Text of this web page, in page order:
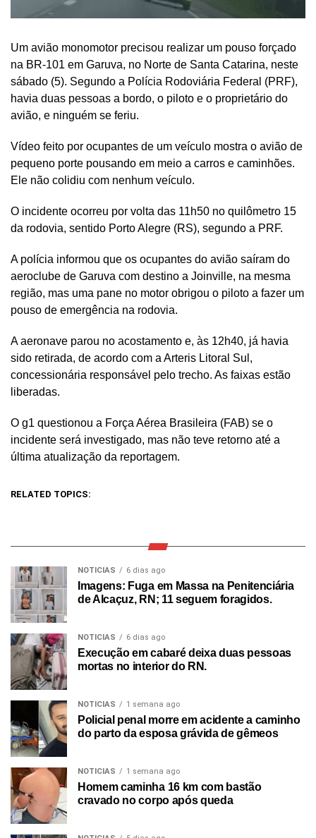
Um avião monomotor precisou realizar um pouso forçado
na BR-101 em Garuva, no Norte de Santa Catarina, neste
sábado (5). Segundo a Polícia Rodoviária Federal (PRF),
havia duas pessoas a bordo, o piloto e o proprietário do
avião, e ninguém se feriu.
Vídeo feito por ocupantes de um veículo mostra o avião de
pequeno porte pousando em meio a carros e caminhões.
Ele não colidiu com nenhum veículo.
O incidente ocorreu por volta das 11h50 no quilômetro 15
da rodovia, sentido Porto Alegre (RS), segundo a PRF.
A polícia informou que os ocupantes do avião saíram do
aeroclube de Garuva com destino a Joinville, na mesma
região, mas uma pane no motor obrigou o piloto a fazer um
pouso de emergência na rodovia.
A aeronave parou no acostamento e, às 12h40, já havia
sido retirada, de acordo com a Arteris Litoral Sul,
concessionária responsável pelo trecho. As faixas estão
liberadas.
O g1 questionou a Força Aérea Brasileira (FAB) se o
incidente será investigado, mas não teve retorno até a
última atualização da reportagem.
RELATED TOPICS:
NOTICIAS 6 dias ago
Imagens: Fuga em Massa na Penitenciária
de Alcaçuz, RN; 11 seguem foragidos.
NOTICIAS 6 dias ago
Execução em cabaré deixa duas pessoas
mortas no interior do RN.
NOTICIAS 1 semana ago
Policial penal morre em acidente a caminho
do parto da esposa grávida de gêmeos
NOTICIAS 1 semana ago
Homem caminha 16 km com bastão
cravado no corpo após queda